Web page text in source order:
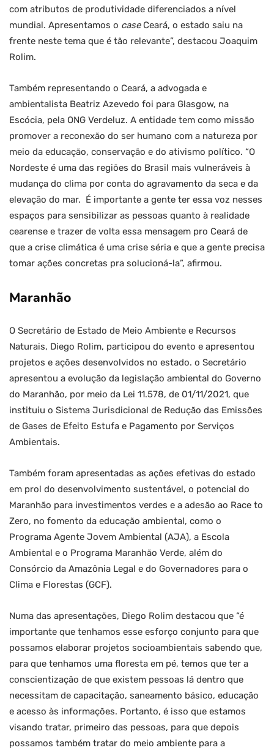
com atributos de produtividade diferenciados a nível
mundial. Apresentamos o caseCeará, o estado saiu na
frente neste tema que é tão relevante”, destacou Joaquim
Rolim.
Também representando o Ceará, a advogada e
ambientalista Beatriz Azevedo foi para Glasgow, na
Escócia, pela ONG Verdeluz. A entidade tem como missão
promover a reconexão do ser humano com a natureza por
meio da educação, conservação e do ativismo político. “O
Nordeste é uma das regiões do Brasil mais vulneráveis à
mudança do clima por conta do agravamento da seca e da
elevação do mar. É importante a gente ter essa voz nesses
espaços para sensibilizar as pessoas quanto à realidade
cearense e trazer de volta essa mensagem pro Ceará de
que a crise climática é uma crise séria e que a gente precisa
tomar ações concretas pra solucioná-la”, afirmou.
Maranhão
O Secretário de Estado de Meio Ambiente e Recursos
Naturais, Diego Rolim, participou do evento e apresentou
projetos e ações desenvolvidos no estado. o Secretário
apresentou a evolução da legislação ambiental do Governo
do Maranhão, por meio da Lei 11.578, de 01/11/2021, que
instituiu o Sistema Jurisdicional de Redução das Emissões
de Gases de Efeito Estufa e Pagamento por Serviços
Ambientais.
Também foram apresentadas as ações efetivas do estado
em prol do desenvolvimento sustentável, o potencial do
Maranhão para investimentos verdes e a adesão ao Race to
Zero, no fomento da educação ambiental, como o
Programa Agente Jovem Ambiental (AJA), a Escola
Ambiental e o Programa Maranhão Verde, além do
Consórcio da Amazônia Legal e do Governadores para o
Clima e Florestas (GCF).
Numa das apresentações, Diego Rolim destacou que “é
importante que tenhamos esse esforço conjunto para que
possamos elaborar projetos socioambientais sabendo que,
para que tenhamos uma floresta em pé, temos que ter a
conscientização de que existem pessoas lá dentro que
necessitam de capacitação, saneamento básico, educação
e acesso às informações. Portanto, é isso que estamos
visando tratar, primeiro das pessoas, para que depois
possamos também tratar do meio ambiente para a